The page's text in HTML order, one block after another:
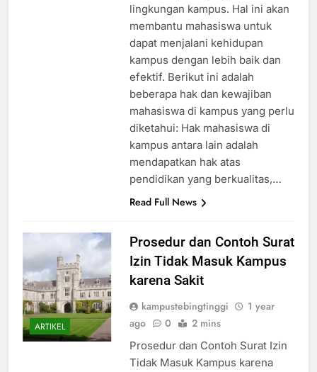
lingkungan kampus. Hal ini akan
membantu mahasiswa untuk
dapat menjalani kehidupan
kampus dengan lebih baik dan
efektif. Berikut ini adalah
beberapa hak dan kewajiban
mahasiswa di kampus yang perlu
diketahui: Hak mahasiswa di
kampus antara lain adalah
mendapatkan hak atas
pendidikan yang berkualitas,…
Read Full News
ARTIKEL
Prosedur dan Contoh Surat
Izin Tidak Masuk Kampus
karena Sakit
kampustebingtinggi
1 year
ago
0 2 mins
Prosedur dan Contoh Surat Izin
Tidak Masuk Kampus karena